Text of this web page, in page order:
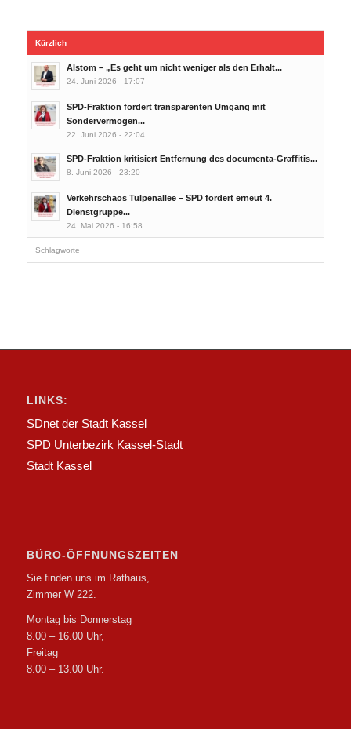
Kürzlich
Alstom – „Es geht um nicht weniger als den Erhalt...
24. Juni 2026 - 17:07
SPD-Fraktion fordert transparenten Umgang mit
Sondervermögen...
22. Juni 2026 - 22:04
SPD-Fraktion kritisiert Entfernung des documenta-Graffitis...
8. Juni 2026 - 23:20
Verkehrschaos Tulpenallee – SPD fordert erneut 4.
Dienstgruppe...
24. Mai 2026 - 16:58
Schlagworte
LINKS:
SDnet der Stadt Kassel
SPD Unterbezirk Kassel-Stadt
Stadt Kassel
BÜRO-ÖFFNUNGSZEITEN
Sie finden uns im Rathaus,
Zimmer W 222.
Montag bis Donnerstag
8.00 – 16.00 Uhr,
Freitag
8.00 – 13.00 Uhr.